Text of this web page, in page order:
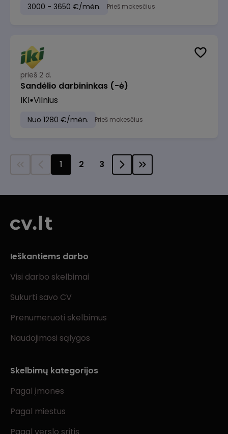
3000 - 3650 €/mėn. Prieš mokesčius
prieš 2 d.
Sandėlio darbininkas (-ė)
IKI Vilnius
Nuo 1280 €/mėn. Prieš mokesčius
1 2 3
Ieškantiems darbo
Visi darbo skelbimai
Sukurti savo CV
Prenumeruoti skelbimus
Naudojimosi sąlygos
Skelbimų kategorijos
Pagal įmones
Pagal miestus